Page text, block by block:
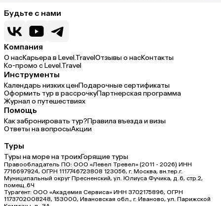
Будьте с нами
Компания
О насКарьера в Level.TravelОтзывы о насКонтакты
Ко-промо с Level.Travel
Инструменты
Календарь низких ценПодарочные сертификаты
Оформить тур в рассрочкуПартнерская программа
Журнал о путешествиях
Помощь
Как забронировать тур?Правила въезда и визы
Ответы на вопросыАкции
Туры
Туры на море на троихГорящие туры
Правообладатель ПО: ООО «Левел Тревел» (2011 - 2026) ИНН
7716697924, ОГРН 1117746723808 123056, г. Москва, вн.тер.г.
Муниципальный округ Пресненский, ул. Юлиуса Фучика, д.6, стр.2,
помещ.6Ч
Турагент: ООО «Академия Сервиса» ИНН 3702175896, ОГРН
1173702008248, 153000, Ивановская обл., г. Иваново, ул. Парижской